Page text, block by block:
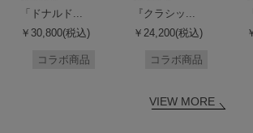
「ドナルド...
￥30,800(税込)
コラボ商品
『クラシッ...
￥24,200(税込)
コラボ商品
VIEW MORE